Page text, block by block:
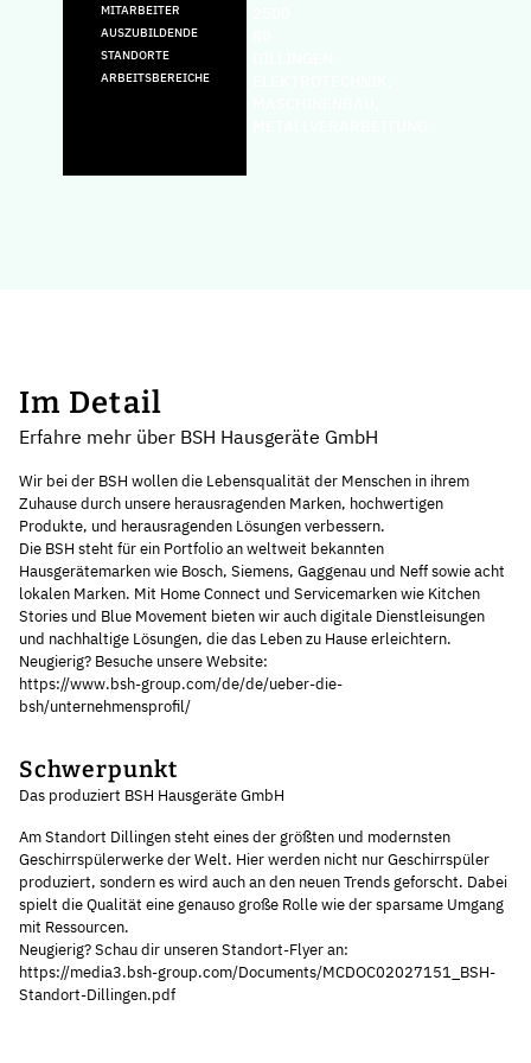
MITARBEITER
AUSZUBILDENDE
STANDORTE
ARBEITSBEREICHE
Im Detail
Erfahre mehr über BSH Hausgeräte GmbH
Wir bei der BSH wollen die Lebensqualität der Menschen in ihrem
Zuhause durch unsere herausragenden Marken, hochwertigen
Produkte, und herausragenden Lösungen verbessern.
Die BSH steht für ein Portfolio an weltweit bekannten
Hausgerätemarken wie Bosch, Siemens, Gaggenau und Neff sowie acht
lokalen Marken. Mit Home Connect und Servicemarken wie Kitchen
Stories und Blue Movement bieten wir auch digitale Dienstleisungen
und nachhaltige Lösungen, die das Leben zu Hause erleichtern.
Neugierig? Besuche unsere Website:
https://www.bsh-group.com/de/de/ueber-die-
bsh/unternehmensprofil/
Schwerpunkt
Das produziert BSH Hausgeräte GmbH
Am Standort Dillingen steht eines der größten und modernsten
Geschirrspülerwerke der Welt. Hier werden nicht nur Geschirrspüler
produziert, sondern es wird auch an den neuen Trends geforscht. Dabei
spielt die Qualität eine genauso große Rolle wie der sparsame Umgang
mit Ressourcen.
Neugierig? Schau dir unseren Standort-Flyer an:
https://media3.bsh-group.com/Documents/MCDOC02027151_BSH-
Standort-Dillingen.pdf